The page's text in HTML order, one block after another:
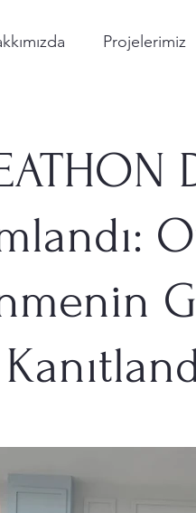
Projelerimiz